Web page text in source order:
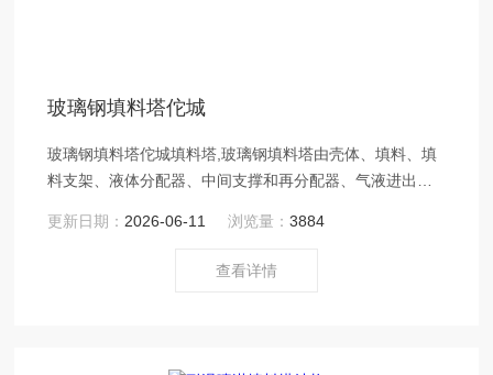
玻璃钢填料塔佗城
玻璃钢填料塔佗城填料塔,玻璃钢填料塔由壳体、填料、填
料支架、液体分配器、中间支撑和再分配器、气液进出喷
更新日期： 2026-06-11 浏览量：3884
查看详情